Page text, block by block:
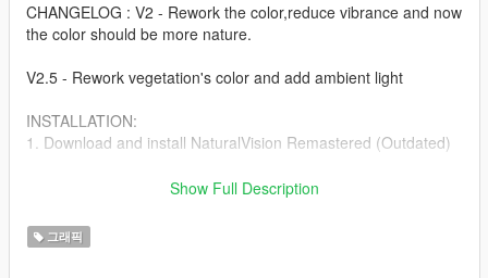
CHANGELOG : V2 - Rework the color,reduce vibrance and now
the color should be more nature.
V2.5 - Rework vegetation's color and add ambient light
INSTALLATION:
1. Download and install NaturalVision Remastered (Outdated)
2. Download Reshade from https://reshade.me/ , select the
choose Direct3D 10/11/12 and select all the effect and click ok.
Show Full Description
그래픽